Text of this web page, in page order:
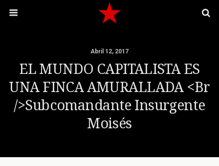
Abril 12, 2017
EL MUNDO CAPITALISTA ES
UNA FINCA AMURALLADA <br
/>Subcomandante Insurgente
Moisés